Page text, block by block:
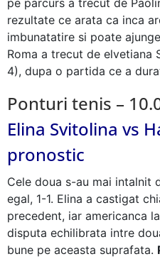
pe parcurs a trecut de
rezultate ce arata ca inca
imbunatatire si poate
Roma a trecut de
4), dupa o partida ce a
Ponturi tenis –
Elina Svitolina vs
pronostic
Cele doua s-au mai intalnit
egal, 1-1. Elina a castigat
precedent, iar americanca
disputa echilibrata intre
bune pe aceasta suprafata.